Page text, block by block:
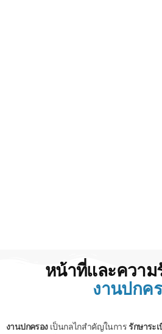
หน้าที่และควา
งานปกค
งานปกครองเป็นกลไกสำคัญในการรักษาระ